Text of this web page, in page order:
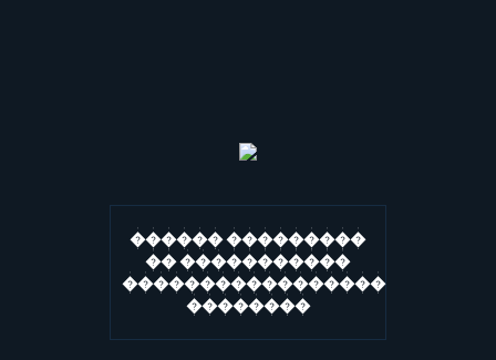
������ ���������
�� �����������
�����������������
��������